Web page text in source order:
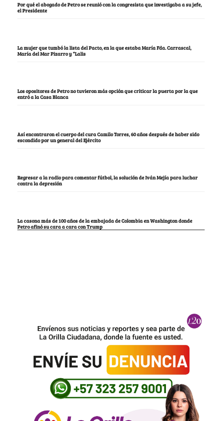
Por qué el abogado de Petro se reunió con la congresista que investigaba a su jefe,
el Presidente
La mujer que tumbó la lista del Pacto, en la que estaba María Fda. Carrascal,
María del Mar Pizarro y “Lalis
Los opositores de Petro no tuvieron más opción que criticar la puerta por la que
entró a la Casa Blanca
Así encontraron el cuerpo del cura Camilo Torres, 60 años después de haber sido
escondido por un general del Ejército
Regresar a la radio para comentar fútbol, la solución de Iván Mejía para luchar
contra la depresión
La casona más de 100 años de la embajada de Colombia en Washington donde
Petro afinó su cara a cara con Trump